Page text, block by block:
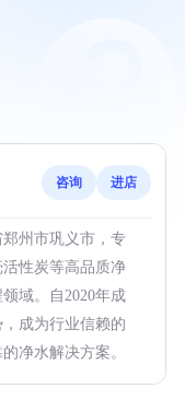
咨询 进店
州市巩义市，专
性炭等高品质净
域。自2020年成
成为行业信赖的
净水解决方案。